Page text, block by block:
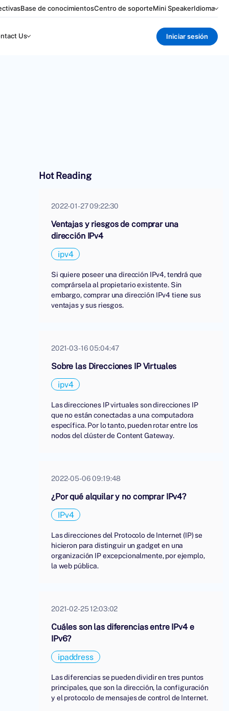
Base de conocimientosCentro de soporteMini SpeakerIdioma
Us Iniciar sesión
Hot Reading
2022-01-27 09:22:30
Ventajas y riesgos de comprar una
dirección IPv4
ipv4
Si quiere poseer una dirección IPv4, tendrá que
comprársela al propietario existente. Sin
embargo, comprar una dirección IPv4 tiene sus
ventajas y sus riesgos.
2021-03-16 05:04:47
Sobre las Direcciones IP Virtuales
ipv4
Las direcciones IP virtuales son direcciones IP
que no están conectadas a una computadora
específica. Por lo tanto, pueden rotar entre los
nodos del clúster de Content Gateway.
2022-05-06 09:19:48
¿Por qué alquilar y no comprar IPv4?
IPv4
Las direcciones del Protocolo de Internet (IP) se
hicieron para distinguir un gadget en una
organización IP excepcionalmente, por ejemplo,
la web pública.
2021-02-25 12:03:02
Cuáles son las diferencias entre IPv4 e
IPv6?
ipaddress
Las diferencias se pueden dividir en tres puntos
principales, que son la dirección, la configuración
y el protocolo de mensajes de control de Internet.